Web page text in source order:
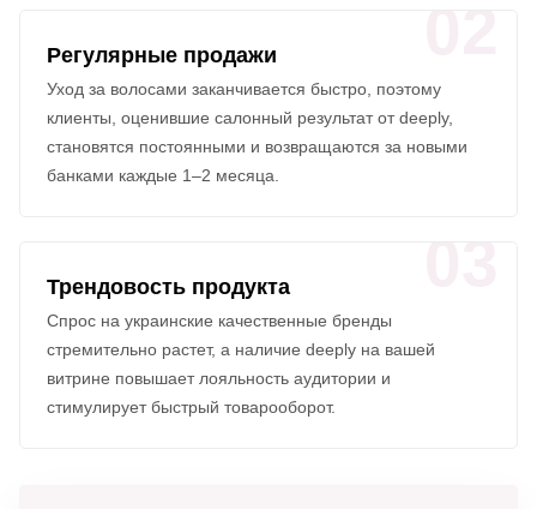
Регулярные продажи
Уход за волосами заканчивается быстро, поэтому
клиенты, оценившие салонный результат от deeply,
становятся постоянными и возвращаются за новыми
банками каждые 1–2 месяца.
Трендовость продукта
Спрос на украинские качественные бренды
стремительно растет, а наличие deeply на вашей
витрине повышает лояльность аудитории и
стимулирует быстрый товарооборот.